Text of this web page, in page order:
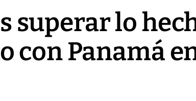
superar lo
con Panamá